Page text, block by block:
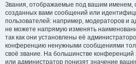
Звания, отображаемые под вашим именем,
созданных вами сообщений или
пользователей: например, модераторов и
не можете напрямую изменять
так как они установлены её
конференцию ненужными сообщениями
своё звание. На большинстве
или администратор понизят значение